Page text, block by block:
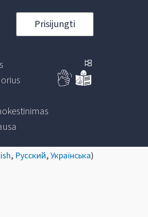
Prisijungti
, Русский,Українська)